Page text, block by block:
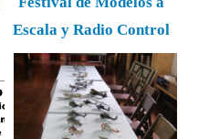
Escala y Radio Control